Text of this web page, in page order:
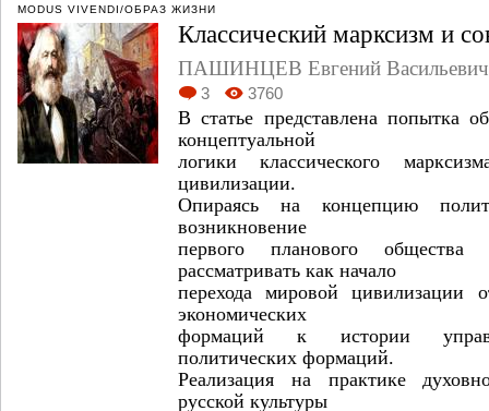
MODUS VIVENDI/ОБРАЗ ЖИЗНИ
Классический марксизм и
ПАШИНЦЕВ Евгений Васильевич
3 3760
В статье представлена попытка
концептуальной
логики классического
цивилизации.
Опираясь на концепцию
возникновение
первого планового
рассматривать как начало
перехода мировой цивилизации
экономических
формаций к истории
политических формаций.
Реализация на практике
русской культуры